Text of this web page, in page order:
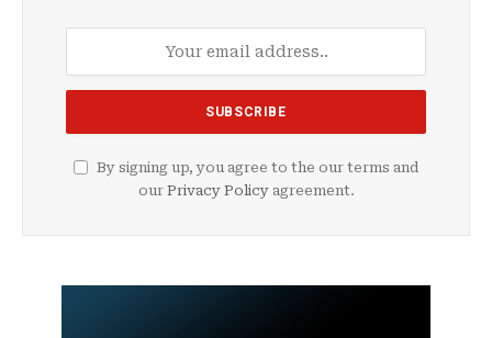
By signing up, you agree to the our terms and
our Privacy Policyagreement.